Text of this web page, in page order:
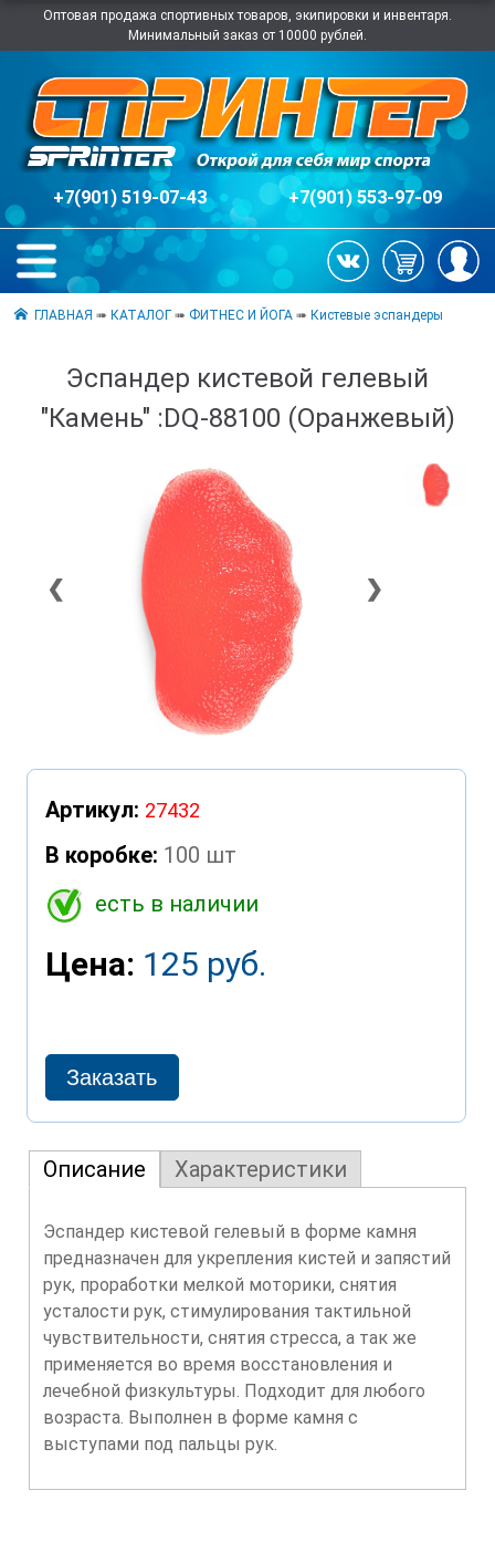
Оптовая продажа спортивных товаров, экипировки и инвентаря.
Минимальный заказ от 10000 рублей.
+7(901) 519-07-43 +7(901) 553-97-09
ГЛАВНАЯ ➠КАТАЛОГ ➠ ФИТНЕС И ЙОГА ➠Кистевые эспандеры
Эспандер кистевой гелевый
"Камень" :DQ-88100 (Оранжевый)
❮ ❯
Артикул: 27432
В коробке: 100 шт
есть в наличии
Цена: 125 руб.
Описание Характеристики
Эспандер кистевой гелевый в форме камня
предназначен для укрепления кистей и запястий
рук, проработки мелкой моторики, снятия
усталости рук, стимулирования тактильной
чувствительности, снятия стресса, а так же
применяется во время восстановления и
лечебной физкультуры. Подходит для любого
возраста. Выполнен в форме камня с
выступами под пальцы рук.